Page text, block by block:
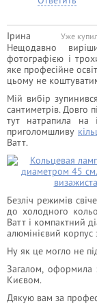
Ірина Уже купил
Нещодавно
фотографією і
яке професійне
цьому не
Мій вибір
сантиметрів. Довго
тут натрапила на
приголомшливу
Ватт.
Безліч режимів
до холодного
Ватт і компактний
алюмінієвий корпус
Ну як це могло не
Загалом, оформила
Києвом.
Дякую вам за